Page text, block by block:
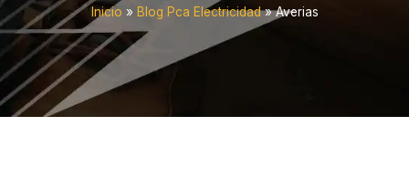
Inicio » Blog Pca Electricidad»Averias